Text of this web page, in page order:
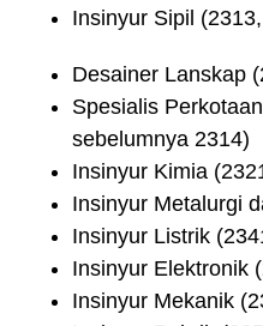
Insinyur Sipil
Desainer Lanskap
Spesialis
sebelumnya 2314)
Insinyur Kimia
Insinyur Metalurgi
Insinyur Listrik
Insinyur Elektronik
Insinyur Mekanik